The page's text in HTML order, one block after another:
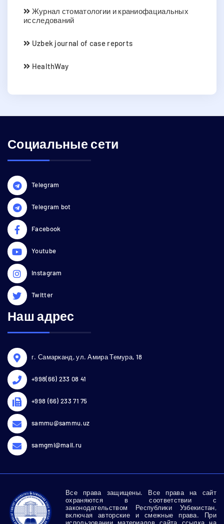
Журнал стоматологии и краниофациальных
исследований
Uzbek journal of case reports
HealthWay
Социальные сети
Telegram
Telegram bot
Facebook
Youtube
Instagram
Twitter
Наш адрес
г. Самарканд, ул. Амира Темура, 18
+998(66) 233 08 41
+998 (66) 233 71 75
sammu@sammu.uz
samgmi@mail.ru
Все права защищены. Все права на сайт
охраняются в соответствии с
законодательством Республики Узбекистан,
включая авторские и смежные права. При
использовании материалов сайта ссылка на